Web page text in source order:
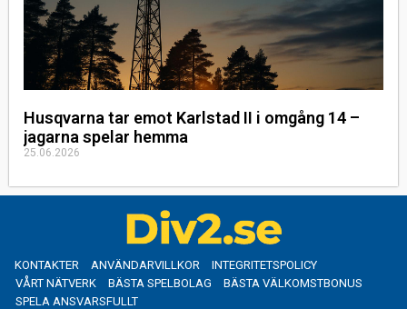
Husqvarna tar emot Karlstad II i omgång 14 –
jagarna spelar hemma
25.06.2026
KONTAKTER ANVÄNDARVILLKOR
INTEGRITETSPOLICY
VÅRT NÄTVERK
BÄSTA SPELBOLAG
BÄSTA VÄLKOMSTBONUS
SPELA ANSVARSFULLT